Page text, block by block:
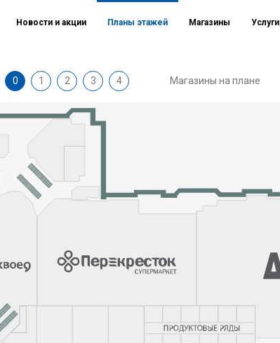
Новости и акции Планы этажей Магазины Услуги
0 1 2 3 4 Магазины на плане